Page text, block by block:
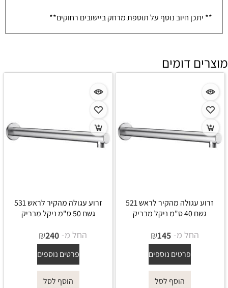
** יתכן חיוב נוסף על תוספת מרחק ביישובים רחוקים**
מוצרים דומים
זרוע עגולה מהקיר לראש 521
גשם 40 ס"מ ניקל מבריק
החל מ- ₪145
פרטים נוספים
הוסף לסל
זרוע עגולה מהקיר לראש 531
גשם 50 ס"מ ניקל מבריק
החל מ- ₪240
פרטים נוספים
הוסף לסל